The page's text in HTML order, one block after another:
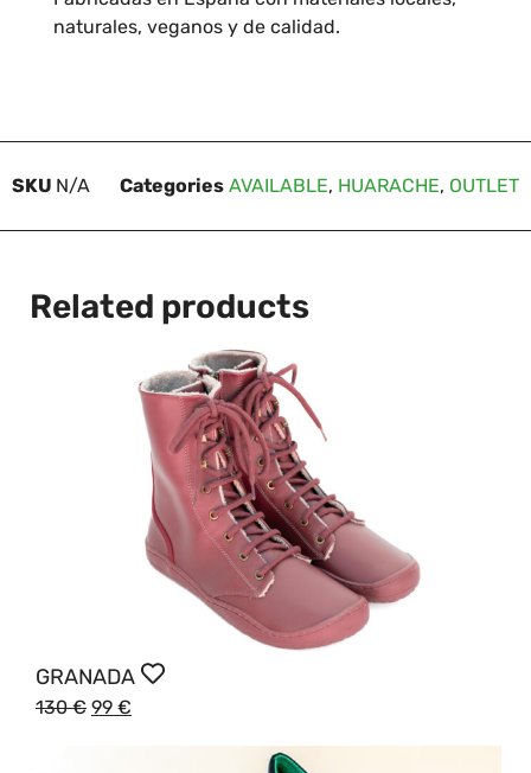
naturales, veganos y de calidad.
SKU N/A Categories AVAILABLE, HUARACHE, OUTLET
Related products
GRANADA
130€ 99 €